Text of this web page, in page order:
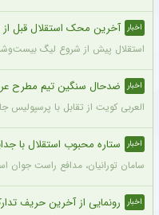
اخبار آخرین محک استقلال قبل از
استقلال پیش از شروع لیگ
اخبار ضدحال سنگین تیم مطرح
العربی کویت از تقابل با پرسپولیس
اخبار ستاره محبوب استقلال با
سامان تورانیان، مدافع راست جوان
اخبار رونمایی از آخرین حریف